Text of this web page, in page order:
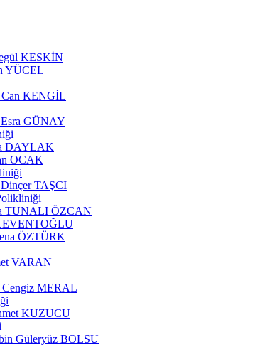
KESKİN
YÜCEL
Can KENGİL
GÜNAY
DAYLAK
OCAK
TAŞCI
TUNALI ÖZCAN
ÖZTÜRK
VARAN
Cengiz MERAL
KUZUCU
Güleryüz BOLSU